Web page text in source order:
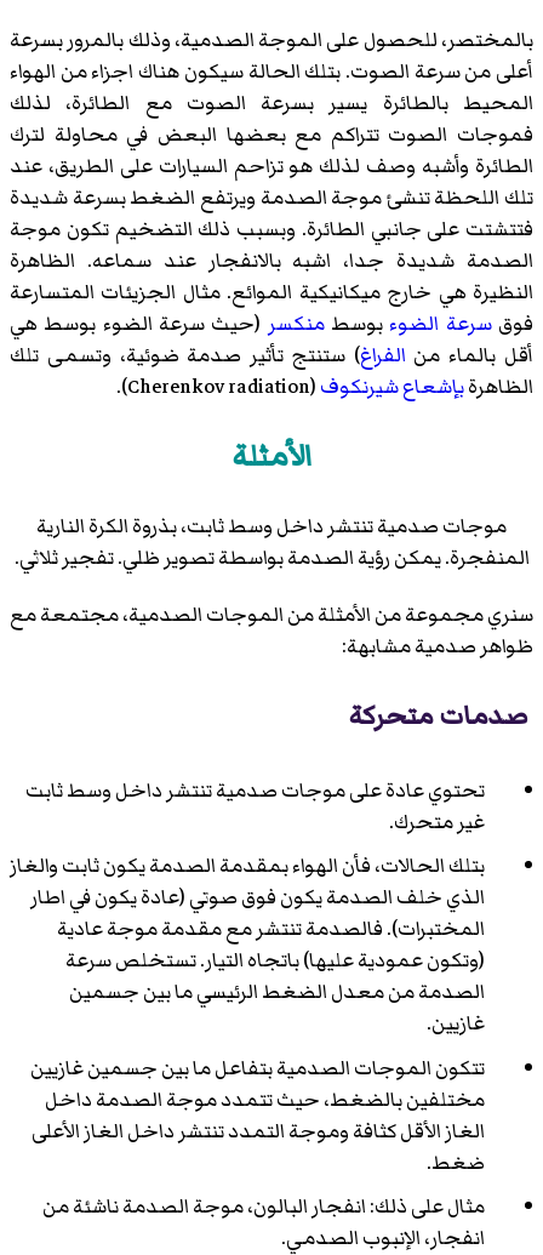
بالمختصر، للحصول على الموجة الصدمية، وذلك بالمرور بسرعة
أعلى من سرعة الصوت. بتلك الحالة سيكون هناك اجزاء من الهواء
المحيط بالطائرة يسير بسرعة الصوت مع الطائرة، لذلك
فموجات الصوت تتراكم مع بعضها البعض في محاولة لترك
الطائرة وأشبه وصف لذلك هو تزاحم السيارات على الطريق، عند
تلك اللحظة تنشئ موجة الصدمة ويرتفع الضغط بسرعة شديدة
فتتشتت على جانبي الطائرة. وبسبب ذلك التضخيم تكون موجة
الصدمة شديدة جدا، اشبه بالانفجار عند سماعه. الظاهرة
النظيرة هي خارج ميكانيكية الموائع. مثال الجزيئات المتسارعة
فوقسرعة الضوء بوسطمنكسر (حيث سرعة الضوء بوسط هي
أقل بالماء من الفراغ) ستنتج تأثير صدمة ضوئية، وتسمى تلك
الظاهرةبإشعاع شيرنكوف(Cherenkov radiation).
الأمثلة
موجات صدمية تنتشر داخل وسط ثابت، بذروة الكرة النارية
المنفجرة. يمكن رؤية الصدمة بواسطةتصوير ظلي. تفجير ثلاثي.
سنري مجموعة من الأمثلة من الموجات الصدمية، مجتمعة مع
ظواهر صدمية مشابهة:
صدمات متحركة
تحتوي عادة على موجات صدمية تنتشر داخل وسط ثابت
غير متحرك.
بتلك الحالات، فأن الهواء بمقدمة الصدمة يكون ثابت والغاز
الذي خلف الصدمة يكون فوق صوتي (عادة يكون في اطار
المختبرات). فالصدمة تنتشر مع مقدمة موجة عادية
(وتكون عمودية عليها) باتجاه التيار. تستخلص سرعة
الصدمة من معدل الضغط الرئيسي ما بين جسمين
غازيين.
تتكون الموجات الصدمية بتفاعل ما بين جسمين غازيين
مختلفين بالضغط، حيث تتمدد موجة الصدمة داخل
الغاز الأقل كثافة وموجة التمدد تنتشر داخل الغاز الأعلى
ضغط.
مثال على ذلك: انفجار البالون، موجة الصدمة ناشئة من
انفجار، الإنبوب الصدمي.